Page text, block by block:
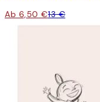
Ab 6,50 €13 €